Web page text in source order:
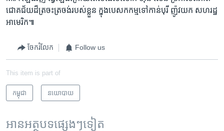
ជោគ​ជ័យ​ដ៏​ត្រចះ​ត្រចង់​របស់​ខ្លួន​ ក្នុង​បេសកកម្ម​ទៅ​កាន់​បុរី ញ៉ូវយក​ សហរដ្ឋ​
អាមេរិក​៕
ចែករំលែក Follow us
This item is part of
កម្ពុជា នយោបាយ
អានអត្ថបទផ្សេងៗទៀត